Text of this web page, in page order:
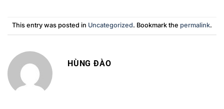
This entry was posted in Uncategorized. Bookmark the permalink.
HÙNG ĐÀO